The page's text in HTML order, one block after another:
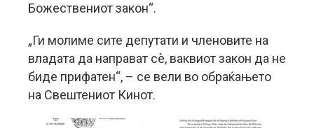
Божествениот закон“.
„Ги молиме сите депутати и членовите на
владата да направат сè, ваквиот закон да не
биде прифатен“, – се вели во обраќањето
на Свештениот Кинот.